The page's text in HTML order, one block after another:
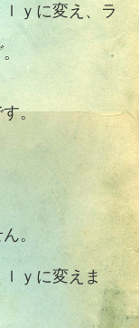
ｙに変え、ラ
す。
。
ｙに変えま